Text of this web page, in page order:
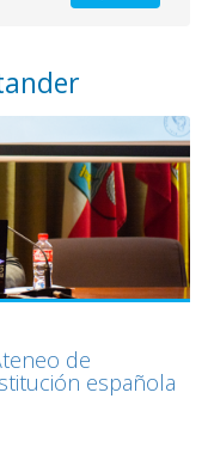
de
española